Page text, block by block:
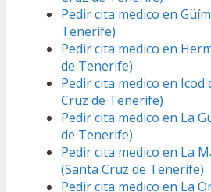
Pedir cita medico en
Tenerife)
Pedir cita medico en
de Tenerife)
Pedir cita medico en Icod
Cruz de Tenerife)
Pedir cita medico en La
de Tenerife)
Pedir cita medico en La
(Santa Cruz de Tenerife)
Pedir cita medico en La